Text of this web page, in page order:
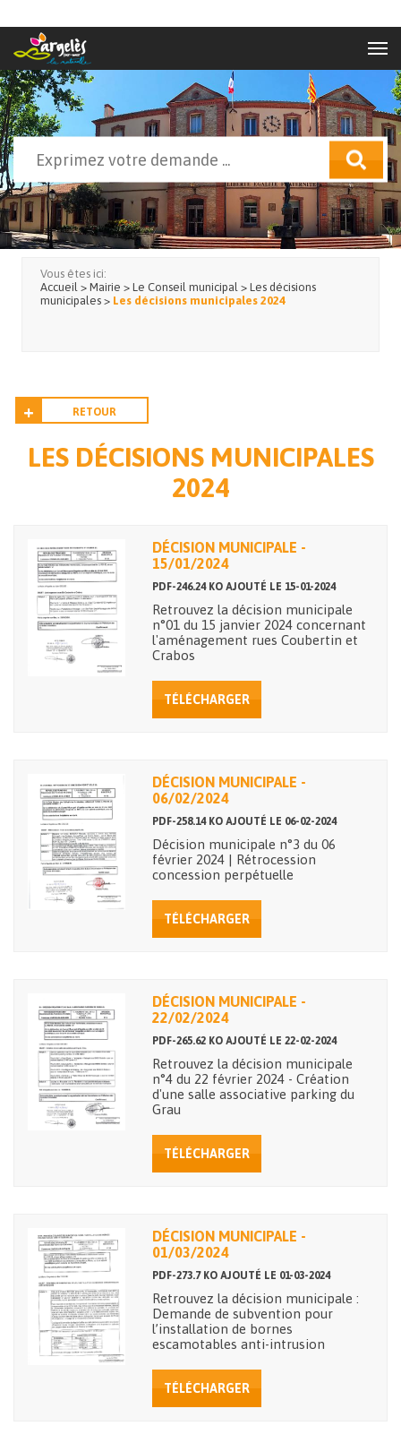
Formulaire de recherche
Vous êtes ici:
Accueil > Mairie > Le Conseil municipal > Les décisions
municipales > Les décisions municipales 2024
RETOUR
LES DÉCISIONS MUNICIPALES
2024
DÉCISION MUNICIPALE -
15/01/2024
PDF-246.24 KO AJOUTÉ LE 15-01-2024
Retrouvez la décision municipale
n°01 du 15 janvier 2024 concernant
l'aménagement rues Coubertin et
Crabos
TÉLÉCHARGER
DÉCISION MUNICIPALE -
06/02/2024
PDF-258.14 KO AJOUTÉ LE 06-02-2024
Décision municipale n°3 du 06
février 2024 | Rétrocession
concession perpétuelle
TÉLÉCHARGER
DÉCISION MUNICIPALE -
22/02/2024
PDF-265.62 KO AJOUTÉ LE 22-02-2024
Retrouvez la décision municipale
n°4 du 22 février 2024 - Création
d'une salle associative parking du
Grau
TÉLÉCHARGER
DÉCISION MUNICIPALE -
01/03/2024
PDF-273.7 KO AJOUTÉ LE 01-03-2024
Retrouvez la décision municipale :
Demande de subvention pour
l’installation de bornes
escamotables anti-intrusion
TÉLÉCHARGER